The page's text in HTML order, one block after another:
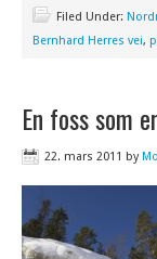
Filed Under:
Bernhard Herres vei,
En foss som
22. mars 2011 by